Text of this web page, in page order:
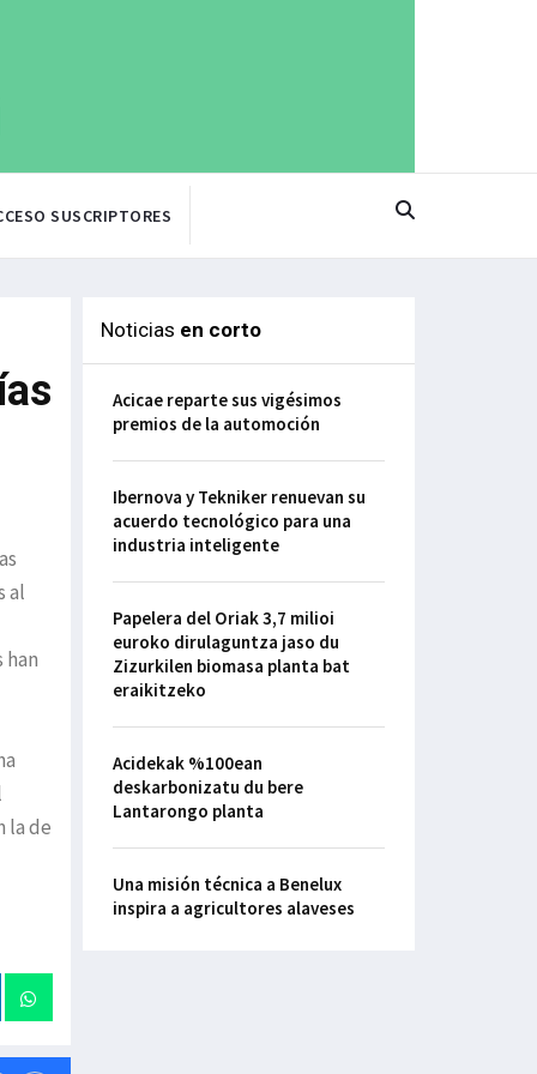
SUSCRIPTORES
al
han
la de
Noticias en corto
Acicae reparte sus vigésimos
premios de la automoción
Ibernova y Tekniker renuevan su
acuerdo tecnológico para una
industria inteligente
Papelera del Oriak 3,7 milioi
euroko dirulaguntza jaso du
Zizurkilen biomasa planta bat
eraikitzeko
Acidekak %100ean
deskarbonizatu du bere
Lantarongo planta
Una misión técnica a Benelux
inspira a agricultores alaveses